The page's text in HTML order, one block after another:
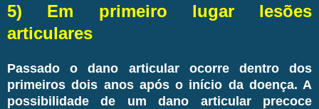
5) Em primeiro lugar lesões
articulares
Passado o dano articular ocorre dentro dos
primeiros dois anos após o início da doença. A
possibilidade de um dano articular precoce